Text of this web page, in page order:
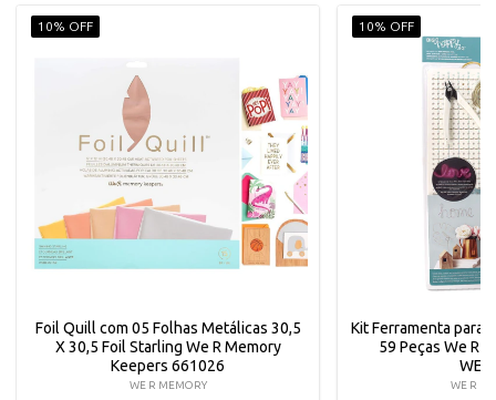
10% OFF
Foil Quill com 05 Folhas Metálicas 30,5
X 30,5 Foil Starling We R Memory
Keepers 661026
WE R MEMORY
10% OFF
Kit Ferramenta para
59 Peças We R
WE R